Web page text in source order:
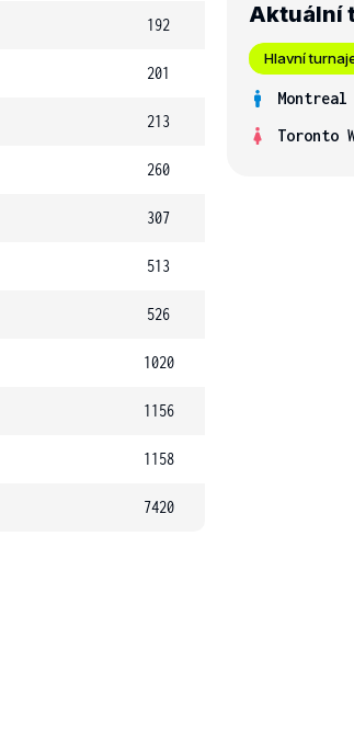
192
201
213
260
307
513
526
1020
1156
1158
7420
Aktuální
Hlavní
Montreal
Toronto